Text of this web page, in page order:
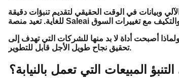
وبيانات في الوقت الحقيقي لتقديم تنبؤات دقيقة
أصبحت أداة لا بد منها للشركات التي تهدف إلى
تحقيق نجاح طويل الأجل قابل للتطوير.
المبيعات التي تعمل بالنيابة؟